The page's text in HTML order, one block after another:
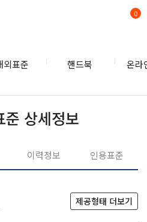
외표준 핸드북 온라
0
준 상세정보
이력정보 인용표준
제공형태 더보기